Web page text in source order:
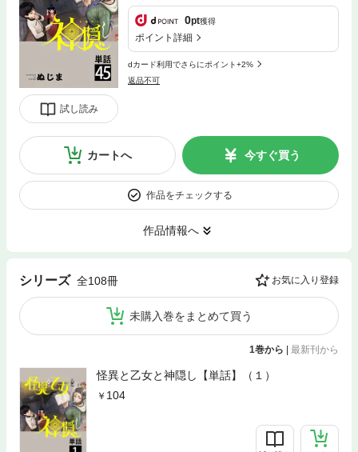
試し読み
0pt獲得
ポイント詳細
dカード利用でさらにポイント+2%
返品不可
カートへ 今すぐ買う
作品をチェックする
作品情報へ
シリーズ 全108冊 お気に入り登録
未購入巻をまとめて買う
1巻から | 最新刊から
怪異と乙女と神隠し【単話】（１）
104